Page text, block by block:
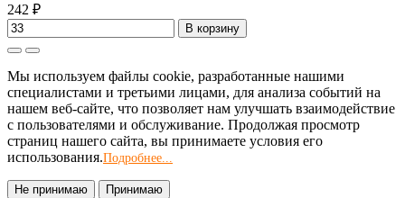
242 ₽
В корзину
Мы используем файлы cookie, разработанные нашими
специалистами и третьими лицами, для анализа событий на
нашем веб-сайте, что позволяет нам улучшать взаимодействие
с пользователями и обслуживание. Продолжая просмотр
страниц нашего сайта, вы принимаете условия его
использования.Подробнее...
Не принимаю Принимаю